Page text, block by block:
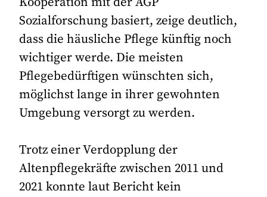
Sozialforschung basiert, zeige deutlich,
dass die häusliche Pflege künftig noch
wichtiger werde. Die meisten
Pflegebedürftigen wünschten sich,
möglichst lange in ihrer gewohnten
Umgebung versorgt zu werden.
Trotz einer Verdopplung der
Altenpflegekräfte zwischen 2011 und
2021 konnte laut Bericht kein